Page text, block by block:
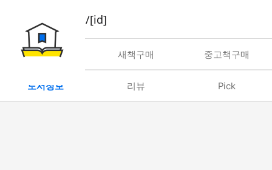
book/rent/[id]
대여 새책구매 중고책구매
도서정보 리뷰 Pick